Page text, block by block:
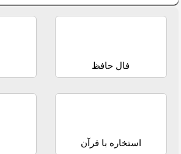
فال حافظ
استخاره با قرآن